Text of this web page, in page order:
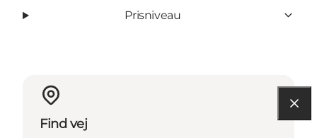
Prisniveau
Find vej